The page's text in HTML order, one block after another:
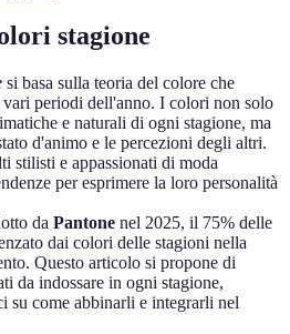
stagione
si basa sulla teoria del colore che
vari periodi dell'anno. I colori non solo
e naturali di ogni stagione, ma
d'animo e le percezioni degli altri.
stilisti e appassionati di moda
per esprimere la loro personalità
da Pantone nel 2025, il 75% delle
dai colori delle stagioni nella
Questo articolo si propone di
da indossare in ogni stagione,
su come abbinarli e integrarli nel